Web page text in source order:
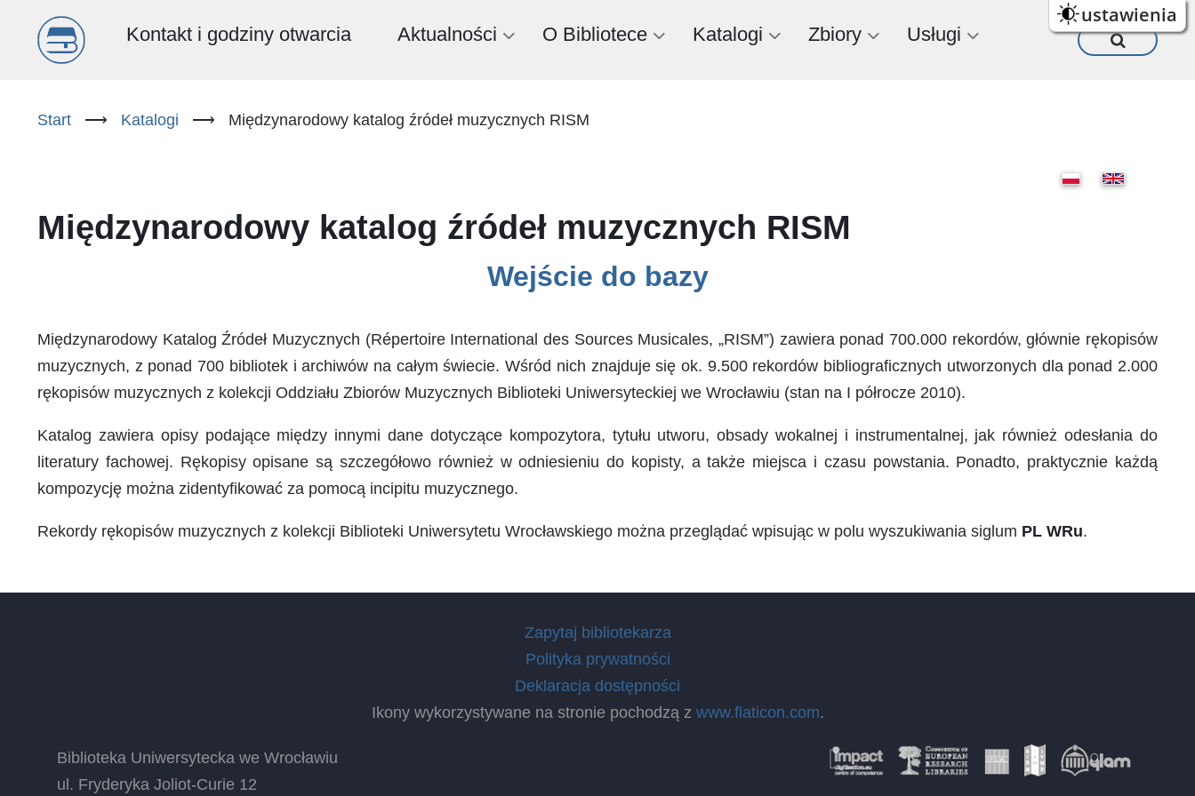
ustawienia
Menu
(PL)
Kontakt i godziny otwarcia Aktualności O Bibliotece Katalogi Zbiory Usługi
Start ⟶ Katalogi ⟶ Międzynarodowy katalog źródeł muzycznych RISM
Międzynarodowy katalog źródeł muzycznych RISM
Wejście do bazy
Międzynarodowy Katalog Źródeł Muzycznych (Répertoire International des Sources Musicales, „RISM”) zawiera ponad 700.000 rekordów, głównie rękopisów
muzycznych, z ponad 700 bibliotek i archiwów na całym świecie. Wśród nich znajduje się ok. 9.500 rekordów bibliograficznych utworzonych dla ponad 2.000
rękopisów muzycznych z kolekcji Oddziału Zbiorów Muzycznych Biblioteki Uniwersyteckiej we Wrocławiu (stan na I półrocze 2010).
Katalog zawiera opisy podające między innymi dane dotyczące kompozytora, tytułu utworu, obsady wokalnej i instrumentalnej, jak również odesłania do
literatury fachowej. Rękopisy opisane są szczegółowo również w odniesieniu do kopisty, a także miejsca i czasu powstania. Ponadto, praktycznie każdą
kompozycję można zidentyfikować za pomocą incipitu muzycznego.
Rekordy rękopisów muzycznych z kolekcji Biblioteki Uniwersytetu Wrocławskiego można przeglądać wpisując w polu wyszukiwania siglum PL WRu.
Zapytaj bibliotekarza
Polityka prywatności
Deklaracja dostępności
Ikony wykorzystywane na stronie pochodzą z www.flaticon.com.
Biblioteka Uniwersytecka we Wrocławiu
ul. Fryderyka Joliot-Curie 12